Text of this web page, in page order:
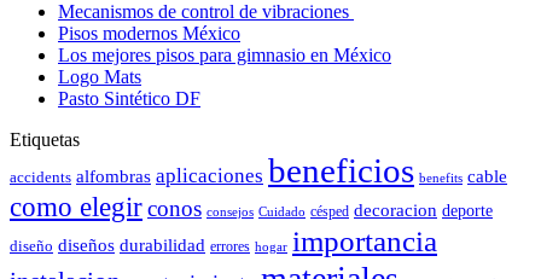
Mecanismos de control de vibraciones
Pisos modernos México
Los mejores pisos para gimnasio en México
Logo Mats
Pasto Sintético DF
Etiquetas
accidents alfombras aplicaciones beneficios benefits cable
como elegirconos consejos Cuidado césped decoracion deporte
diseño diseños durabilidad errores hogar importancia